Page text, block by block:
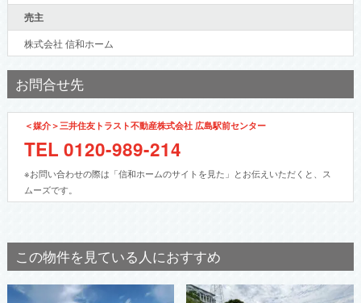
売主
株式会社 信和ホーム
お問合せ先
＜媒介＞三井住友トラスト不動産株式会社 広島駅前センター
TEL 0120-989-214
※お問い合わせの際は「信和ホームのサイトを見た」とお伝えいただくと、ス
ムーズです。
この物件を見ている人におすすめ